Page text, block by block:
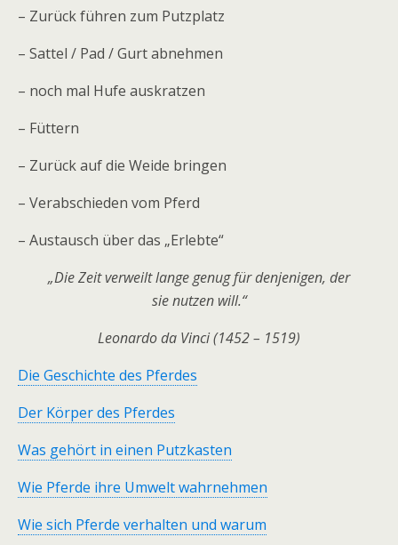
– Zurück führen zum Putzplatz
– Sattel / Pad / Gurt abnehmen
– noch mal Hufe auskratzen
– Füttern
– Zurück auf die Weide bringen
– Verabschieden vom Pferd
– Austausch über das „Erlebte“
„Die Zeit verweilt lange genug für denjenigen, der
sie nutzen will.“
Leonardo da Vinci (1452 – 1519)
Die Geschichte des Pferdes
Der Körper des Pferdes
Was gehört in einen Putzkasten
Wie Pferde ihre Umwelt wahrnehmen
Wie sich Pferde verhalten und warum